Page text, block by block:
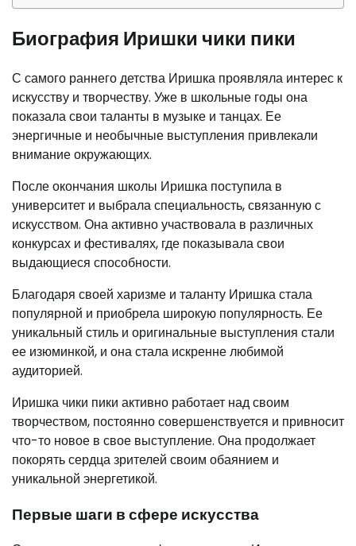
Биография Иришки чики пики
С самого раннего детства Иришка проявляла интерес к
искусству и творчеству. Уже в школьные годы она
показала свои таланты в музыке и танцах. Ее
энергичные и необычные выступления привлекали
внимание окружающих.
После окончания школы Иришка поступила в
университет и выбрала специальность, связанную с
искусством. Она активно участвовала в различных
конкурсах и фестивалях, где показывала свои
выдающиеся способности.
Благодаря своей харизме и таланту Иришка стала
популярной и приобрела широкую популярность. Ее
уникальный стиль и оригинальные выступления стали
ее изюминкой, и она стала искренне любимой
аудиторией.
Иришка чики пики активно работает над своим
творчеством, постоянно совершенствуется и привносит
что-то новое в свое выступление. Она продолжает
покорять сердца зрителей своим обаянием и
уникальной энергетикой.
Первые шаги в сфере искусства